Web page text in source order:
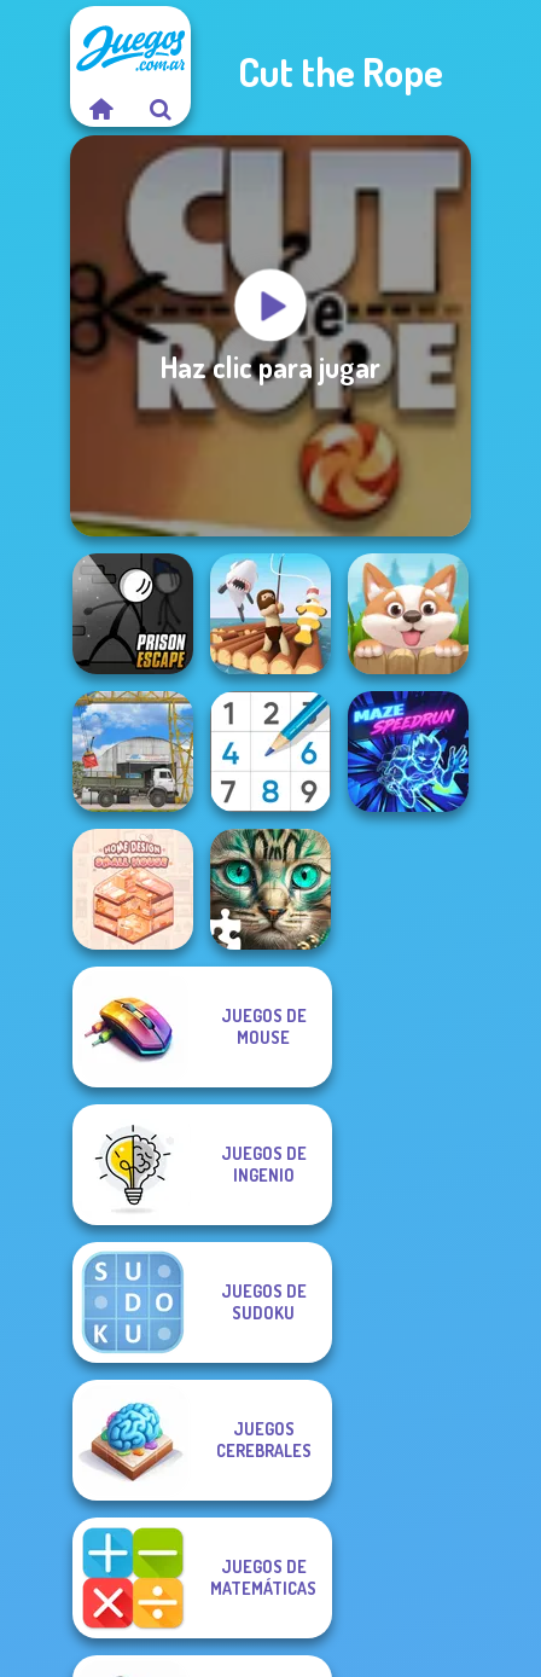
Cut the Rope
Haz clic para jugar
Prison Escape
Online
Raft Life Puppy Blast
The Cargo Sudoku Royal
Home Design:
Small House
JUEGOS DE
MOUSE
JUEGOS DE
INGENIO
JUEGOS DE
SUDOKU
JUEGOS
CEREBRALES
JUEGOS DE
MATEMÁTICAS